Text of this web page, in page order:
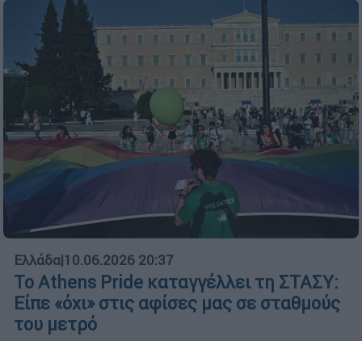
Ελλάδα|10.06.2026 20:37
Το Athens Pride καταγγέλλει τη ΣΤΑΣΥ:
Είπε «όχι» στις αφίσες μας σε σταθμούς
του μετρό